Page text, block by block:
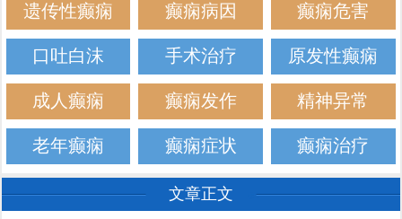
遗传性癫痫 癫痫病因 癫痫危害
口吐白沫 手术治疗 原发性癫痫
成人癫痫 癫痫发作 精神异常
老年癫痫 癫痫症状 癫痫治疗
文章正文